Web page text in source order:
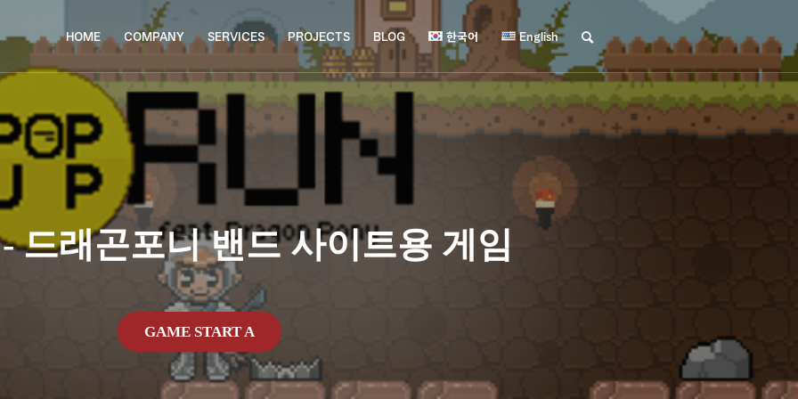
HOME COMPANY SERVICES PROJECTS BLOG 한국어 English
드래곤포니 밴드 사이트용 게임
GAME START A